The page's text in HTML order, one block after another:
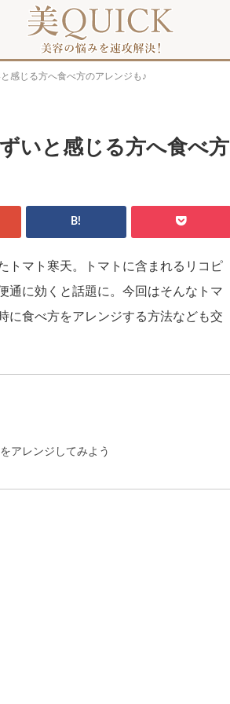
感じる方へ食べ方のアレンジも♪
いと感じる方へ食べ方
B!
トマト寒天。トマトに含まれるリコピ
通に効くと話題に。今回はそんなトマ
に食べ方をアレンジする方法なども交
アレンジしてみよう